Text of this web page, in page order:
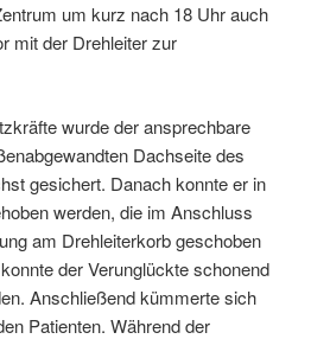
um kurz nach 18 Uhr auch
mit der Drehleiter zur
wurde der ansprechbare
Dachseite des
gesichert. Danach konnte er in
werden, die im Anschluss
am Drehleiterkorb geschoben
der Verunglückte schonend
Anschließend kümmerte sich
Patienten. Während der